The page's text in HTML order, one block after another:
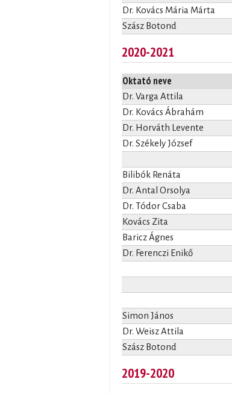
Dr. Kovács Mária Márta
Szász Botond
2020-2021
Oktató neve
Dr. Varga Attila
Dr. Kovács Ábrahám
Dr. Horváth Levente
Dr. Székely József
Bilibók Renáta
Dr. Antal Orsolya
Dr. Tódor Csaba
Kovács Zita
Baricz Ágnes
Dr. Ferenczi Enikő
Simon János
Dr. Weisz Attila
Szász Botond
2019-2020